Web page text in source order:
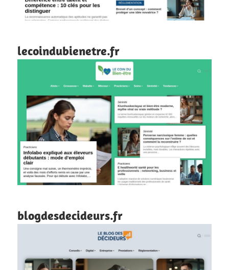
lecoindubienetre.fr
blogdesdecideurs.fr